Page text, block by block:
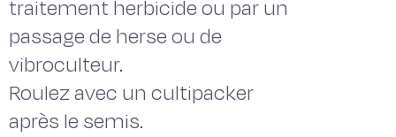
traitement herbicide ou par un
passage de herse ou de
vibroculteur.
Roulez avec un cultipacker
après le semis.